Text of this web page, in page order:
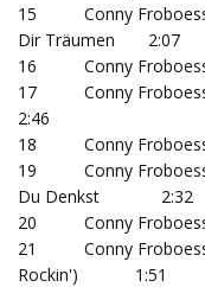
15 Conny
Dir Träumen 2:07
16 Conny
17 Conny
2:46
18 Conny
19 Conny
Du Denkst 2:32
20 Conny
21 Conny
Rockin') 1:51